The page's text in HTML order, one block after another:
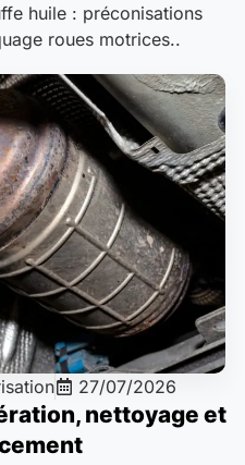
huile : préconisations
roues motrices..
27/07/2026
nettoyage et